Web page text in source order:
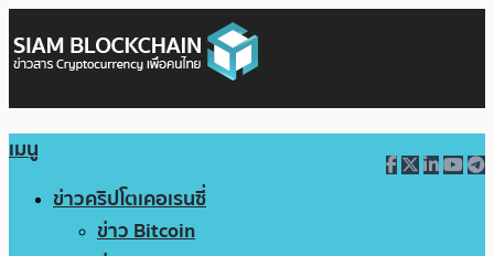
เมนู
ข่าวคริปโตเคอเรนซี่
ข่าว Bitcoin